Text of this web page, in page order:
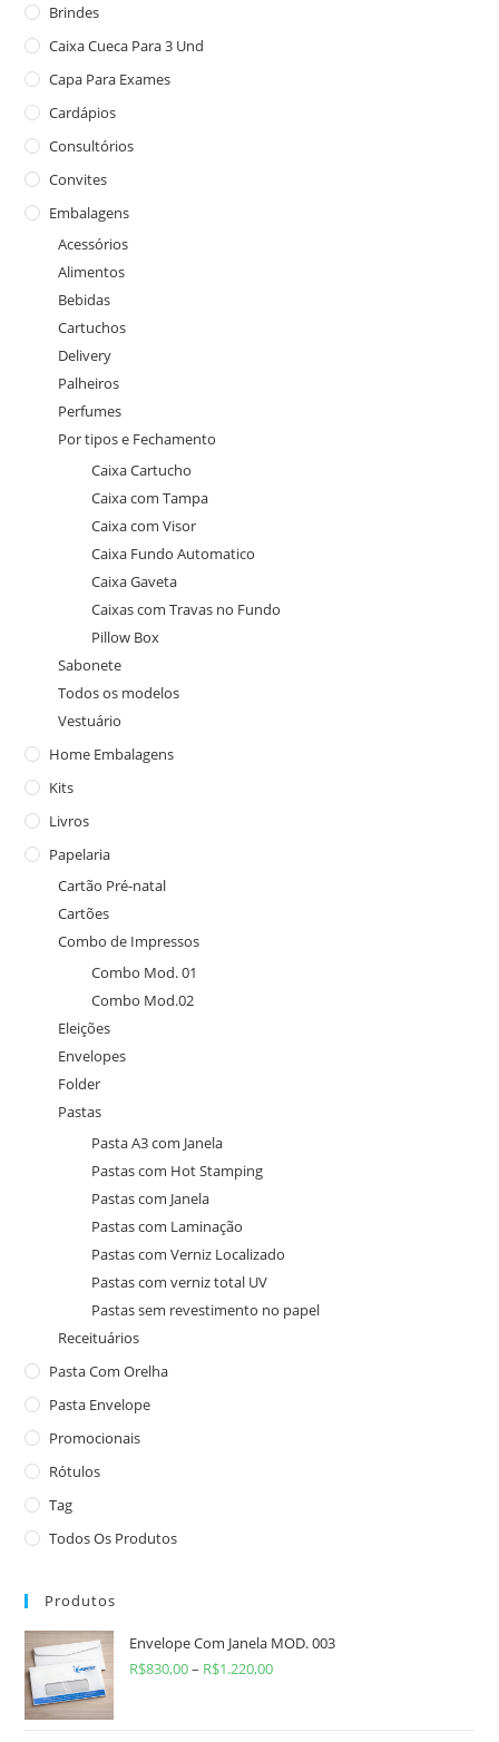
Brindes
Caixa Cueca Para 3 Und
Capa Para Exames
Cardápios
Consultórios
Convites
Embalagens
Acessórios
Alimentos
Bebidas
Cartuchos
Delivery
Palheiros
Perfumes
Por tipos e Fechamento
Caixa Cartucho
Caixa com Tampa
Caixa com Visor
Caixa Fundo Automatico
Caixa Gaveta
Caixas com Travas no Fundo
Pillow Box
Sabonete
Todos os modelos
Vestuário
Home Embalagens
Kits
Livros
Papelaria
Cartão Pré-natal
Cartões
Combo de Impressos
Combo Mod. 01
Combo Mod.02
Eleições
Envelopes
Folder
Pastas
Pasta A3 com Janela
Pastas com Hot Stamping
Pastas com Janela
Pastas com Laminação
Pastas com Verniz Localizado
Pastas com verniz total UV
Pastas sem revestimento no papel
Receituários
Pasta Com Orelha
Pasta Envelope
Promocionais
Rótulos
Tag
Todos Os Produtos
Produtos
Envelope Com Janela MOD. 003
R$830,00– R$1.220,00